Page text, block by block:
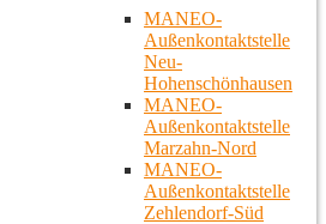
MANEO-
Außenkontaktstelle
Neu-
Hohenschönhausen
MANEO-
Außenkontaktstelle
Marzahn-Nord
MANEO-
Außenkontaktstelle
Zehlendorf-Süd